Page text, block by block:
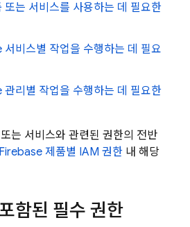
는 서비스를 사용하는 데 필요한
비스별 작업을 수행하는 데 필요
리별 작업을 수행하는 데 필요한
는 서비스와 관련된 권한의 전반
Firebase 제품별 IAM 권한 내 해당
함된 필수 권한